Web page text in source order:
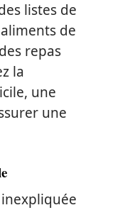
listes de
de
repas
la
une
une